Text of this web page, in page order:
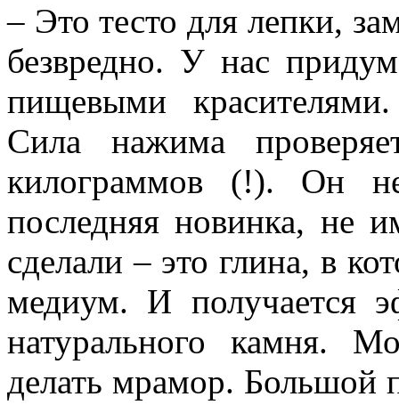
– Это тесто для лепки,
безвредно. У нас
пищевыми
Сила нажима
килограммов (!). Он
последняя новинка, не
сделали – это глина, в
медиум. И получается
натурального камня.
делать мрамор. Большой